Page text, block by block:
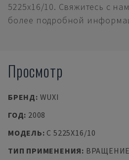
5225x16/10. Свяжитесь с
более подробной
Просмотр
БРЕНД: WUXI
ГОД: 2008
МОДЕЛЬ: C 5225X16/10
ТИП ПРИМЕНЕНИЯ: ВРАЩЕНИЕ